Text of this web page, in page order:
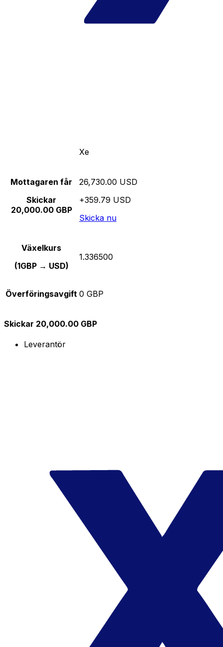
Xe
Mottagaren får
Skickar
20,000.00 GBP
26,730.00 USD
+359.79 USD
Skicka nu
Växelkurs
(1GBP → USD)
1.336500
Överföringsavgift 0 GBP
Skickar 20,000.00 GBP
Leverantör